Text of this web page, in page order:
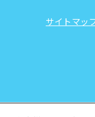
サイトマッ